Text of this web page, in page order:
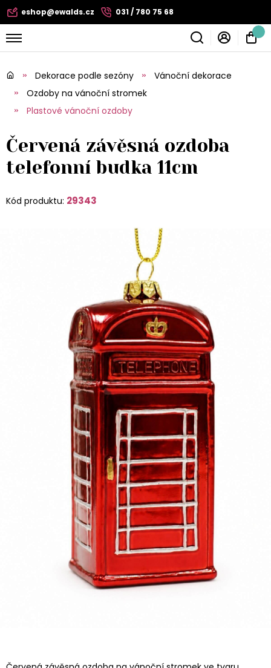
eshop@ewalds.cz 031 / 780 75 68
Dekorace podle sezóny
Vánoční dekorace
Ozdoby na vánoční stromek
Plastové vánoční ozdoby
Červená závěsná ozdoba
telefonní budka 11cm
Kód produktu: 29343